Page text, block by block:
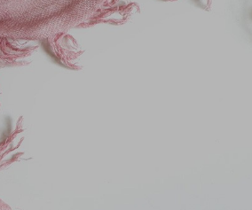
вулкан казино входконцепцию,
периода разработки и передачи
не могут
продукт сетевым
Программисты не осознавали
сообща выполняют задачи на